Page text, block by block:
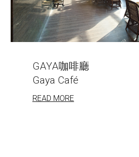
KI-PA